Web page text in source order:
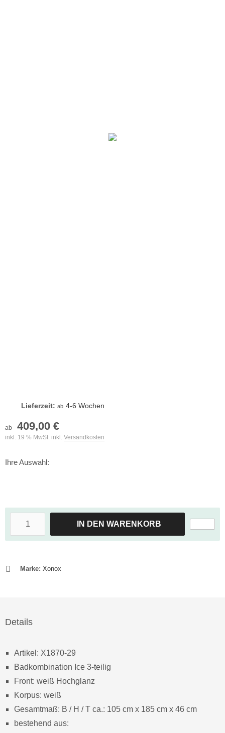
Lieferzeit: ab 4-6 Wochen
ab 409,00 €
inkl. 19 % MwSt. inkl. Versandkosten
Ihre Auswahl:
IN DEN WARENKORB
Marke: Xonox
Details
Artikel: X1870-29
Badkombination Ice 3-teilig
Front: weiß Hochglanz
Korpus: weiß
Gesamtmaß: B / H / T ca.: 105 cm x 185 cm x 46 cm
bestehend aus: